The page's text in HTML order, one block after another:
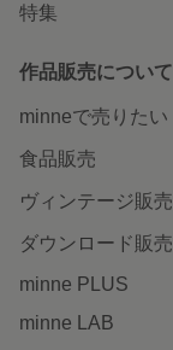
特集
作品販売について
minneで売りたい
食品販売
ヴィンテージ販売
ダウンロード販売
minne PLUS
minne LAB